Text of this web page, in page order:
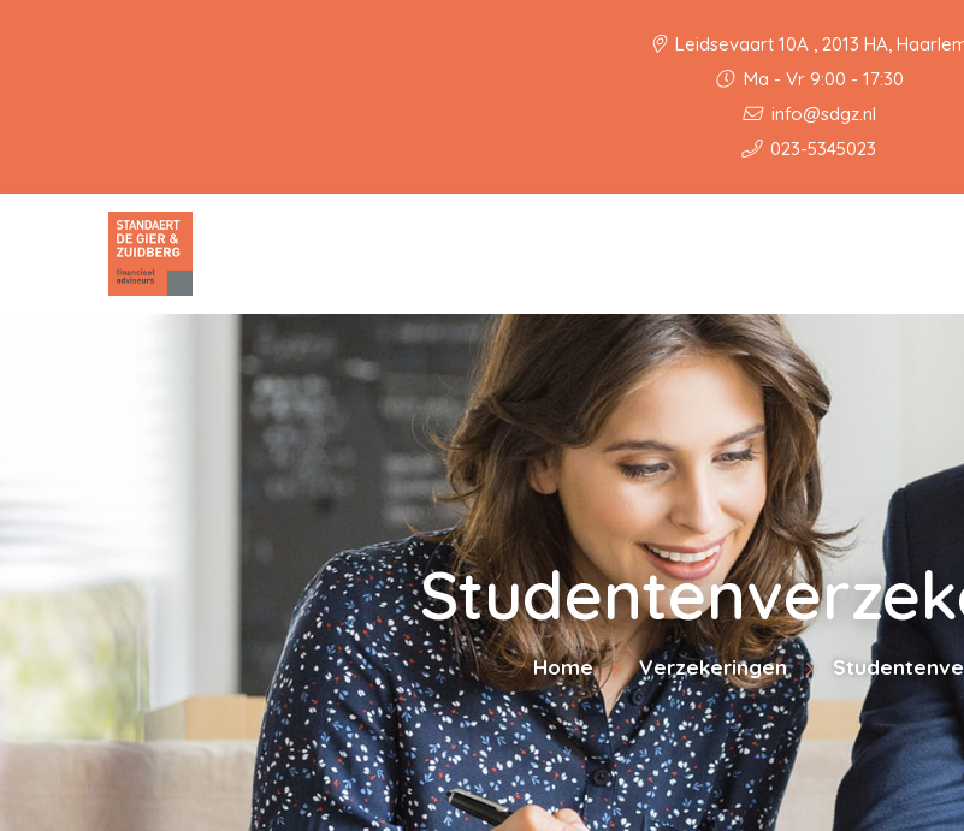
Leidsevaart 10A , 2013 HA,
Ma - Vr 9:00 - 17:30
info@sdgz.nl
023-5345023
Home Verzekeringen